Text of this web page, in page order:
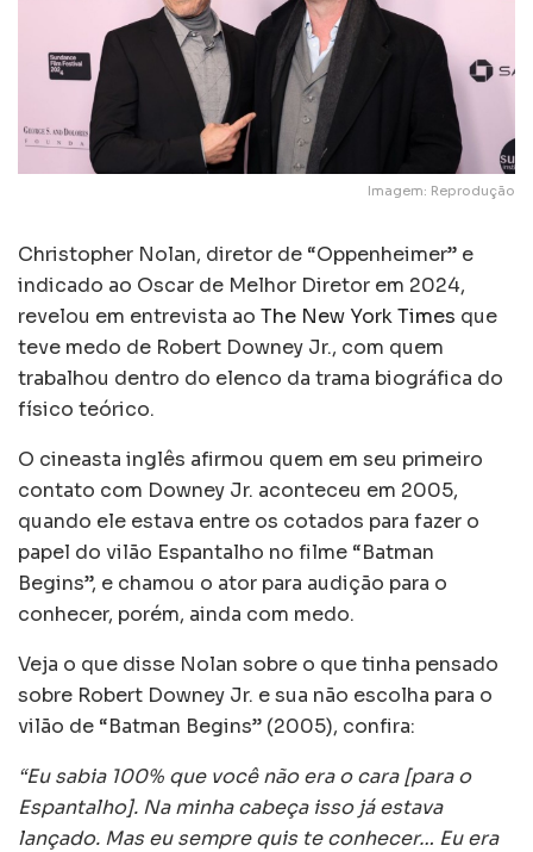
Imagem: Reprodução
Christopher Nolan, diretor de “Oppenheimer” e
indicado ao Oscar de Melhor Diretor em 2024,
revelou em entrevista ao The New York Times que
teve medo de Robert Downey Jr., com quem
trabalhou dentro do elenco da trama biográfica do
físico teórico.
O cineasta inglês afirmou quem em seu primeiro
contato com Downey Jr. aconteceu em 2005,
quando ele estava entre os cotados para fazer o
papel do vilão Espantalho no filme “Batman
Begins”, e chamou o ator para audição para o
conhecer, porém, ainda com medo.
Veja o que disse Nolan sobre o que tinha pensado
sobre Robert Downey Jr. e sua não escolha para o
vilão de “Batman Begins” (2005), confira:
“Eu sabia 100% que você não era o cara [para o
Espantalho]. Na minha cabeça isso já estava
lançado. Mas eu sempre quis te conhecer… Eu era